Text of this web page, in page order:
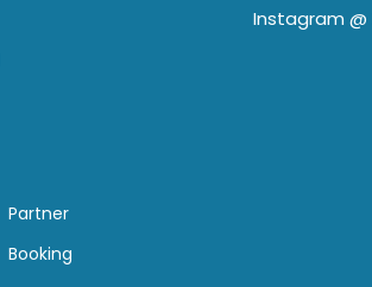
Instagram @
Partner
Booking